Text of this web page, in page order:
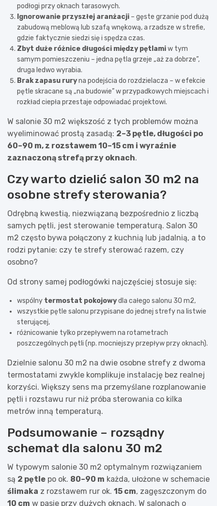
podłogi przy oknach tarasowych.
Ignorowanie przyszłej aranżacji – gęste grzanie pod dużą
zabudową meblową lub szafą wnękową, a rzadsze w strefie,
gdzie faktycznie siedzi się i spędza czas.
Zbyt duże różnice długości między pętlamiw tym
samym pomieszczeniu – jedna pętla grzeje „aż za dobrze”,
druga ledwo wyrabia.
Brak zapasu ruryna podejścia do rozdzielacza – w efekcie
pętle skracane są „na budowie” w przypadkowych miejscach i
rozkład ciepła przestaje odpowiadać projektowi.
W salonie 30 m2 większość z tych problemów można
wyeliminować prostą zasadą: 2–3 pętle, długości po
60–90 m, z rozstawem 10–15 cm i wyraźnie
zaznaczoną strefą przy oknach.
Czy warto dzielić salon 30 m2 na
osobne strefy sterowania?
Odrębną kwestią, niezwiązaną bezpośrednio z liczbą
samych pętli, jest sterowanie temperaturą. Salon 30
m2 często bywa połączony z kuchnią lub jadalnią, a to
rodzi pytanie: czy te strefy sterować razem, czy
osobno?
Od strony samej podłogówki najczęściej stosuje się:
wspólny termostat pokojowydla całego salonu 30 m2,
wszystkie pętle salonu przypisane do jednej strefy na listwie
sterującej,
różnicowanie tylko przepływem na rotametrach
poszczególnych pętli (np. mocniejszy przepływ przy oknach).
Dzielnie salonu 30 m2 na dwie osobne strefy z dwoma
termostatami zwykle komplikuje instalację bez realnej
korzyści. Większy sens ma przemyślane rozplanowanie
pętli i rozstawu rur niż próba sterowania co kilka
metrów inną temperaturą.
Podsumowanie – rozsądny
schemat dla salonu 30 m2
W typowym salonie 30 m2 optymalnym rozwiązaniem
są 2 pętle po ok. 80–90 m każda, ułożone w schemacie
ślimaka z rozstawem rur ok. 15 cm, zagęszczonym do
10 cm w pasie przy dużych oknach. W salonach o